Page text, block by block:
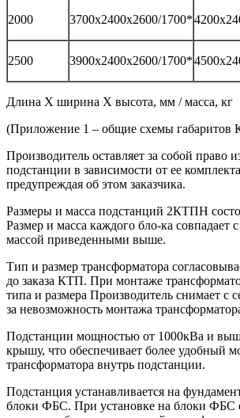
2000 3700х2400х2600/1700*
2500 3900х2400х2600/1700*
Длина Х ширина Х высота, мм / масса, кг
(Приложение 1 – общие схемы
Производитель оставляет за собой право
подстанции в зависимости от ее
предупреждая об этом заказчика.
Размеры и масса подстанций 2КТПН
Размер и масса каждого бло-ка совпадает
массой приведенными выше.
Тип и размер трансформатора
до заказа КТП. При монтаже
типа и размера Производитель снимает с
за невозможность монтажа
Подстанции мощностью от 1000кВа и
крышу, что обеспечивает более удобный
трансформатора внутрь подстанции.
Подстанция устанавливается на
блоки ФБС. При установке на блоки ФБС